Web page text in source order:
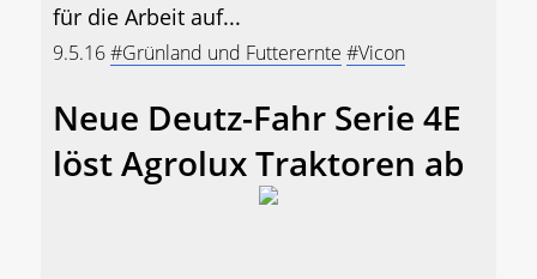
für die Arbeit auf...
9.5.16#Grünland und Futterernte #Vicon
Neue Deutz-Fahr Serie 4E
löst Agrolux Traktoren ab